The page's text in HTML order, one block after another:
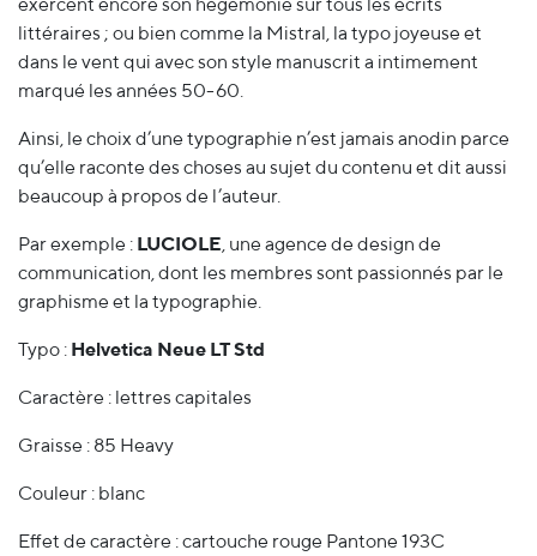
exercent encore son hégémonie sur tous les écrits
littéraires ; ou bien comme la Mistral, la typo joyeuse et
dans le vent qui avec son style manuscrit a intimement
marqué les années 50-60.
Ainsi, le choix d’une typographie n’est jamais anodin parce
qu’elle raconte des choses au sujet du contenu et dit aussi
beaucoup à propos de l’auteur.
Par exemple : LUCIOLE, une agence de design de
communication, dont les membres sont passionnés par le
graphisme et la typographie.
Typo : Helvetica Neue LT Std
Caractère : lettres capitales
Graisse : 85 Heavy
Couleur : blanc
Effet de caractère : cartouche rouge Pantone 193C